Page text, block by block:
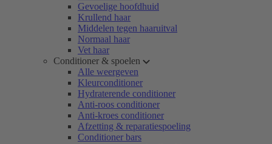
Gevoelige hoofdhuid
Krullend haar
Middelen tegen haaruitval
Normaal haar
Vet haar
Conditioner & spoelen
Alle weergeven
Kleurconditioner
Hydraterende conditioner
Anti-roos conditioner
Anti-kroes conditioner
Afzetting & reparatiespoeling
Conditioner bars